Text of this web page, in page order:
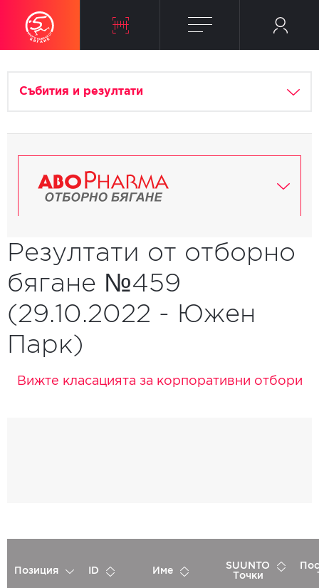
Събития и резултати
Резултати от отборно
бягане №459
(29.10.2022 - Южен
Парк)
Вижте класацията за корпоративни отбори
Позиция ID Име
SUUNTO
Точки